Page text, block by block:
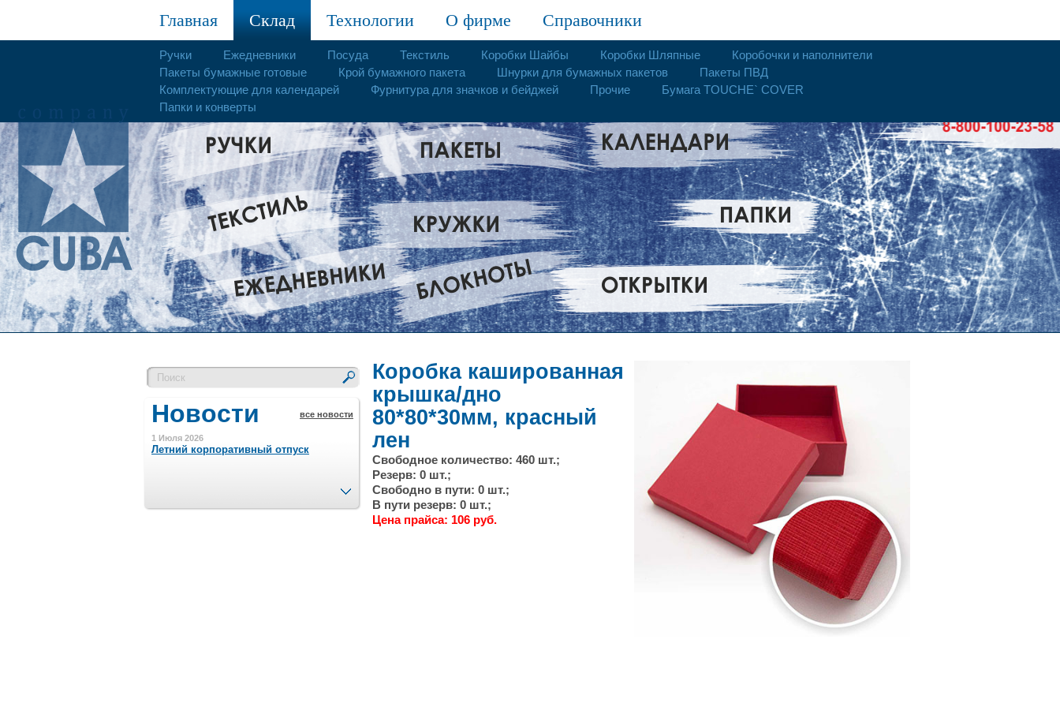
Главная Склад Технологии О фирме Справочники
Ручки Ежедневники Посуда Текстиль Коробки Шайбы Коробки Шляпные
Коробочки и наполнители
Пакеты бумажные готовые
Крой бумажного пакета Шнурки для бумажных пакетов
Пакеты ПВД
Комплектующие для календарей
Фурнитура для значков и бейджей Прочие
Бумага TOUCHE` COVER
Папки и конверты
Новости все новости
1 Июля 2026
Летний корпоративный отпуск
Минимальная сумма заказа 5000 р.
След.
Коробка кашированная
крышка/дно
80*80*30мм, красный
лен
Свободное количество: 460 шт.;
Резерв: 0 шт.;
Свободно в пути: 0 шт.;
В пути резерв: 0 шт.;
Цена прайса: 106 руб.